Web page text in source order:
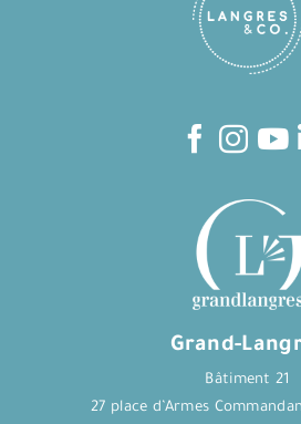
Grand-
Bâtiment 21
27 place d’Armes